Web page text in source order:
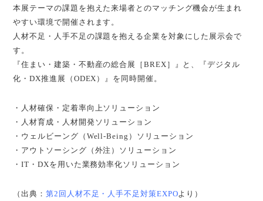
本展テーマの課題を抱えた来場者とのマッチング機会が生まれ
やすい環境で開催されます。
人材不足・人手不足の課題を抱える企業を対象にした展示会で
す。
『住まい・建築・不動産の総合展［BREX］』と、『デジタル
化・DX推進展（ODEX）』を同時開催。
・人材確保・定着率向上ソリューション
・人材育成・人材開発ソリューション
・ウェルビーング（Well-Being）ソリューション
・アウトソーシング（外注）ソリューション
・IT・DXを用いた業務効率化ソリューション
（出典：第2回人材不足・人手不足対策EXPOより）